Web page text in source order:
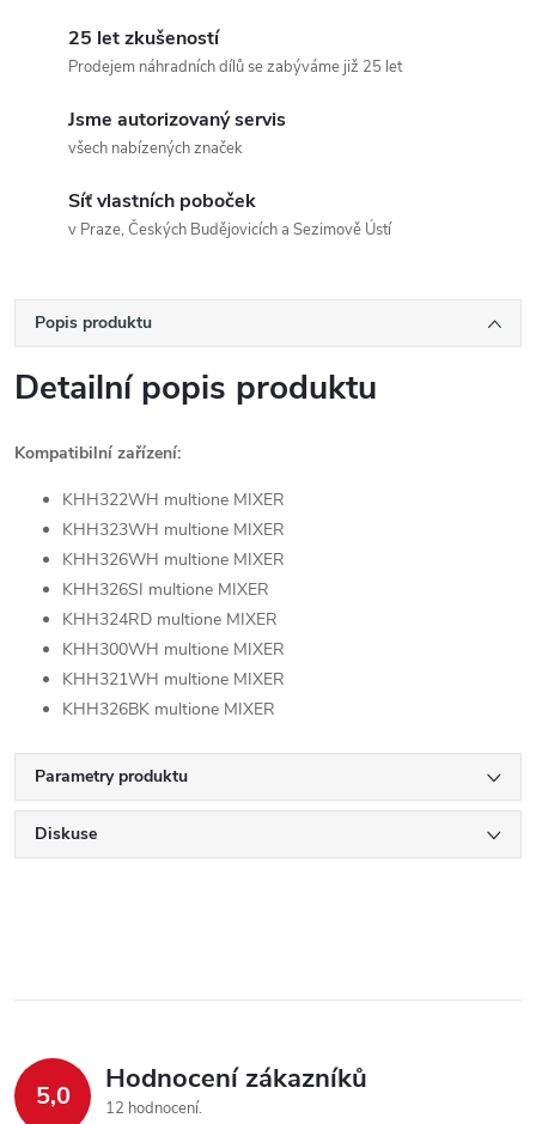
25 let zkušeností
Prodejem náhradních dílů se zabýváme již 25 let
Jsme autorizovaný servis
všech nabízených značek
Síť vlastních poboček
v Praze, Českých Budějovicích a Sezimově Ústí
Popis produktu
Detailní popis produktu
Kompatibilní zařízení:
KHH322WH multione MIXER
KHH323WH multione MIXER
KHH326WH multione MIXER
KHH326SI multione MIXER
KHH324RD multione MIXER
KHH300WH multione MIXER
KHH321WH multione MIXER
KHH326BK multione MIXER
Parametry produktu
Diskuse
5,0 Hodnocení zákazníků
12 hodnocení